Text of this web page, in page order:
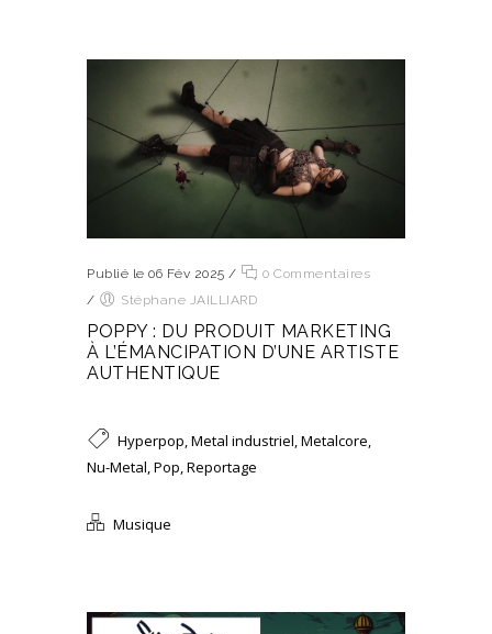
Publié le 06 Fév 2025 /
0 Commentaires
/
Stéphane JAILLIARD
POPPY : DU PRODUIT MARKETING
À L’ÉMANCIPATION D’UNE ARTISTE
AUTHENTIQUE
Hyperpop,Metal industriel,Metalcore,
Nu-Metal,Pop,Reportage
Musique